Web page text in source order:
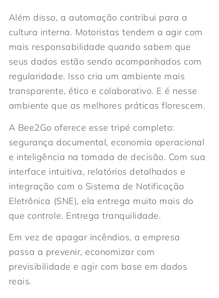
Além disso, a automação contribui para a
cultura interna. Motoristas tendem a agir com
mais responsabilidade quando sabem que
seus dados estão sendo acompanhados com
regularidade. Isso cria um ambiente mais
transparente, ético e colaborativo. E é nesse
ambiente que as melhores práticas florescem.
A Bee2Go oferece esse tripé completo:
segurança documental, economia operacional
e inteligência na tomada de decisão. Com sua
interface intuitiva, relatórios detalhados e
integração com o Sistema de Notificação
Eletrônica (SNE), ela entrega muito mais do
que controle. Entrega tranquilidade.
Em vez de apagar incêndios, a empresa
passa a prevenir, economizar com
previsibilidade e agir com base em dados
reais.